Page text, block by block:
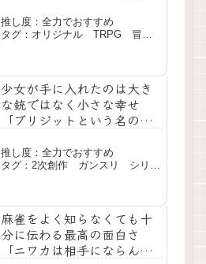
ソン氏の福音を～」
推し度：全力でおすすめ
タグ：オリジナル TRPG 冒
少女が手に入れたのは大き
な銃ではなく小さな幸せ
「ブリジットという名の少
推し度：全力でおすすめ
タグ：2次創作 ガンスリ シリア
麻雀をよく知らなくても十
分に伝わる最高の面白さ
「ニワカは相手にならんよ